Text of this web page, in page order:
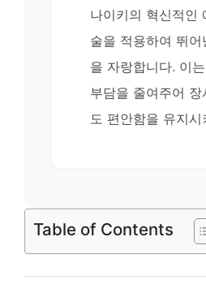
나이키의 혁신적인
술을 적용하여 뛰
을 자랑합니다. 이
부담을 줄여주어
도 편안함을 유지시
Table of Contents